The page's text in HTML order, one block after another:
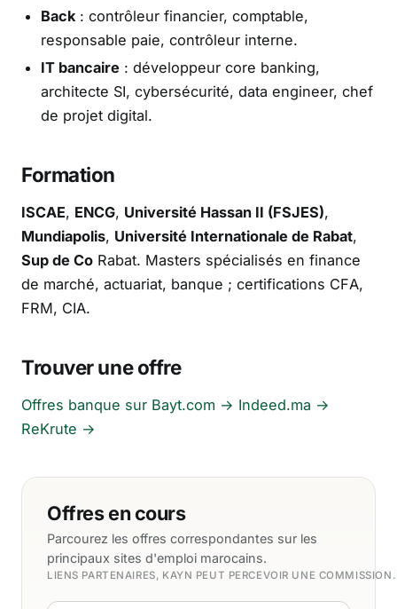
Back: contrôleur financier, comptable,
responsable paie, contrôleur interne.
IT bancaire : développeur core banking,
architecte SI, cybersécurité, data engineer, chef
de projet digital.
Formation
ISCAE, ENCG, Université Hassan II (FSJES),
Mundiapolis, Université Internationale de Rabat,
Sup de Co Rabat. Masters spécialisés en finance
de marché, actuariat, banque ; certifications CFA,
FRM, CIA.
Trouver une offre
Offres banque sur Bayt.com → Indeed.ma →
ReKrute →
Offres en cours
Parcourez les offres correspondantes sur les
principaux sites d'emploi marocains.
LIENS PARTENAIRES, KAYN PEUT PERCEVOIR UNE